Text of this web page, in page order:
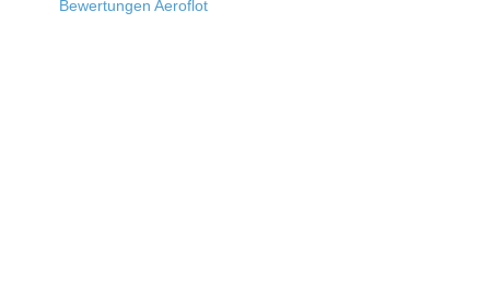
Bewertungen Aeroflot